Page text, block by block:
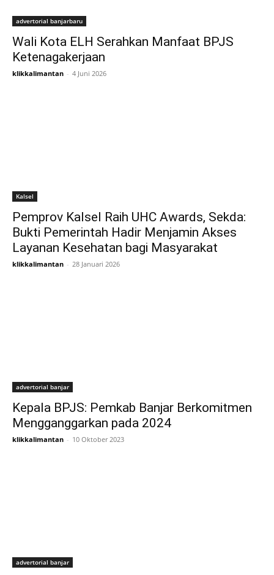
advertorial banjarbaru
Wali Kota ELH Serahkan Manfaat BPJS
Ketenagakerjaan
klikkalimantan - 4 Juni 2026
Kalsel
Pemprov Kalsel Raih UHC Awards, Sekda:
Bukti Pemerintah Hadir Menjamin Akses
Layanan Kesehatan bagi Masyarakat
klikkalimantan - 28 Januari 2026
advertorial banjar
Kepala BPJS: Pemkab Banjar Berkomitmen
Mengganggarkan pada 2024
klikkalimantan - 10 Oktober 2023
advertorial banjar